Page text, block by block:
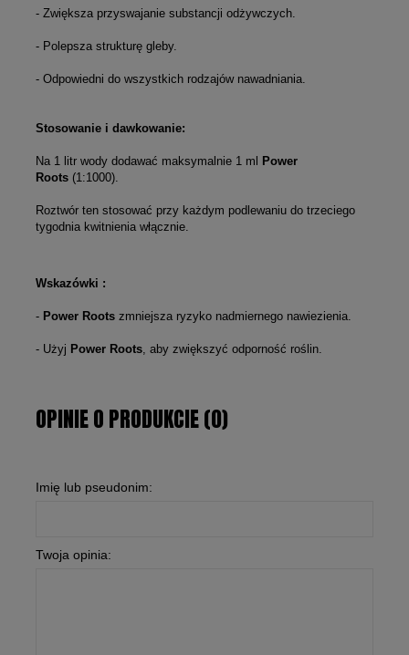
- Zwiększa przyswajanie substancji odżywczych.
- Polepsza strukturę gleby.
- Odpowiedni do wszystkich rodzajów nawadniania.
Stosowanie i dawkowanie:
Na 1 litr wody dodawać maksymalnie 1 ml
Power
Roots (1:1000).
Roztwór ten stosować przy każdym podlewaniu do trzeciego
tygodnia kwitnienia włącznie.
Wskazówki :
- Power Roots zmniejsza ryzyko nadmiernego nawiezienia.
- Użyj Power Roots, aby zwiększyć odporność roślin.
OPINIE O PRODUKCIE (0)
Imię lub pseudonim:
Twoja opinia: